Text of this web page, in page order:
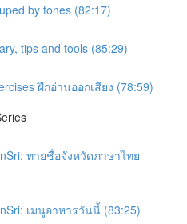
by tones (82:17)
tips and tools (85:29)
ฝึกอ่านออกเสียง (78:59)
ทายชื่อจังหวัดภาษาไทย
เมนูอาหารวันนี้ (83:25)